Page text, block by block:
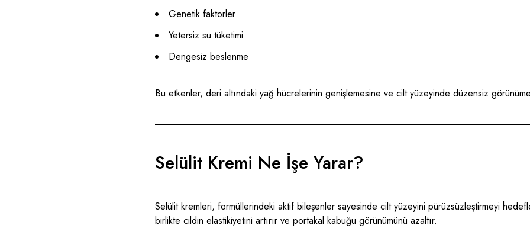
Genetik faktörler
Yetersiz su tüketimi
Dengesiz beslenme
Bu etkenler, deri altındaki yağ hücrelerinin genişlemesine ve cilt yüzeyinde düzensiz
Selülit Kremi Ne İşe Yarar?
Selülit kremleri, formüllerindeki aktif bileşenler sayesinde cilt yüzeyini pürüzsüzleştirmeyi
birlikte cildin elastikiyetini artırır ve portakal kabuğu görünümünü azaltır.